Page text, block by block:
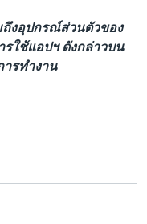
ถึงอุปกรณ์ส่วนตัวของ
รใช้แอปฯ ดังกล่าวบน
รทำงาน